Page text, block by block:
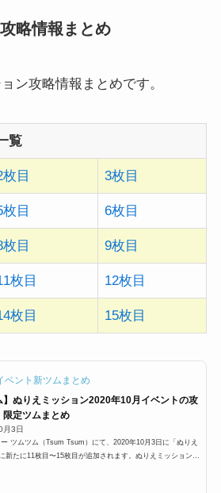
目
枚目 6枚目
枚目 9枚目
枚目 12枚目
枚目 15枚目
限定ツムまとめ
3日
ー ツムツム（Tsum Tsum）にて、2020年10月3日に「ぬりえ
新たに11枚目〜15枚目が追加されます。ぬりえミッションと
のでしょうか？さらに、ぬりえミッションで限定ツムが入手
。ここでは参加方法、遊び方、攻略法、有利ツム、クリア報
まとめています。2020年10月「ぬりえミッション」イベン